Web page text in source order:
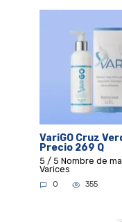
VariGO Cruz
Precio 269 Q
5 / 5 Nombre de
Varices
0 355